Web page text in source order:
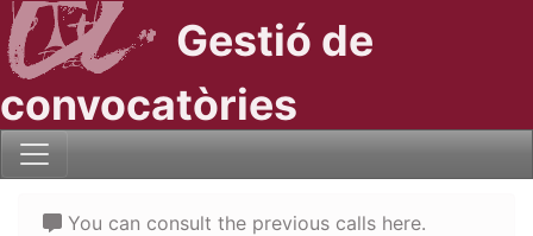
Gestió de
convocatòries
You can consult the previous calls here.